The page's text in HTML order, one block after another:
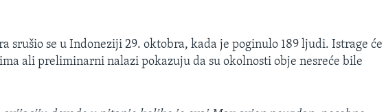
srušio se u Indoneziji 29. oktobra, kada je poginulo 189 ljudi. Istrage će
ali preliminarni nalazi pokazuju da su okolnosti obje nesreće bile